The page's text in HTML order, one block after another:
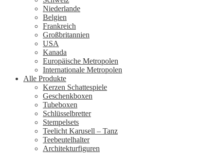
Niederlande
Belgien
Frankreich
Großbritannien
USA
Kanada
Europäische Metropolen
Internationale Metropolen
Alle Produkte
Kerzen Schattespiele
Geschenkboxen
Tubeboxen
Schlüsselbretter
Stempelsets
Teelicht Karusell – Tanz
Teebeutelhalter
Architekturfiguren